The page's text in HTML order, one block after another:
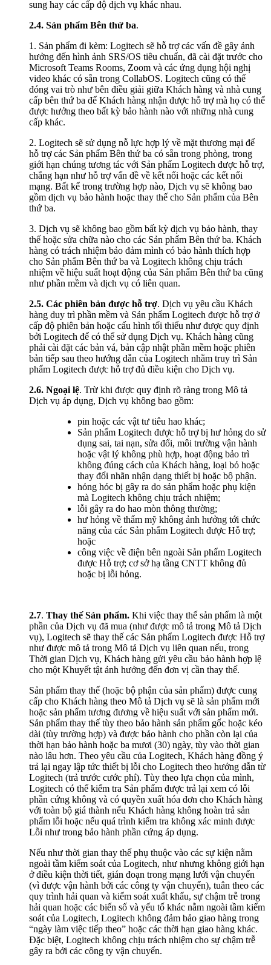
sung hay các cấp độ dịch vụ khác nhau.
2.4. Sản phẩm Bên thứ ba.
1. Sản phẩm đi kèm: Logitech sẽ hỗ trợ các vấn đề gây ảnh
hưởng đến hình ảnh SRS/OS tiêu chuẩn, đã cài đặt trước cho
Microsoft Teams Rooms, Zoom và các ứng dụng hội nghị
video khác có sẵn trong CollabOS. Logitech cũng có thể
đóng vai trò như bên điều giải giữa Khách hàng và nhà cung
cấp bên thứ ba để Khách hàng nhận được hỗ trợ mà họ có thể
được hưởng theo bất kỳ bảo hành nào với những nhà cung
cấp khác.
2. Logitech sẽ sử dụng nỗ lực hợp lý về mặt thương mại để
hỗ trợ các Sản phẩm Bên thứ ba có sẵn trong phòng, trong
giới hạn chúng tương tác với Sản phẩm Logitech được hỗ trợ,
chẳng hạn như hỗ trợ vấn đề về kết nối hoặc các kết nối
mạng. Bất kể trong trường hợp nào, Dịch vụ sẽ không bao
gồm dịch vụ bảo hành hoặc thay thế cho Sản phẩm của Bên
thứ ba.
3. Dịch vụ sẽ không bao gồm bất kỳ dịch vụ bảo hành, thay
thế hoặc sửa chữa nào cho các Sản phẩm Bên thứ ba. Khách
hàng có trách nhiệm bảo đảm mình có bảo hành thích hợp
cho Sản phẩm Bên thứ ba và Logitech không chịu trách
nhiệm về hiệu suất hoạt động của Sản phẩm Bên thứ ba cũng
như phần mềm và dịch vụ có liên quan.
2.5. Các phiên bản được hỗ trợ. Dịch vụ yêu cầu Khách
hàng duy trì phần mềm và Sản phẩm Logitech được hỗ trợ ở
cấp độ phiên bản hoặc cấu hình tối thiểu như được quy định
bởi Logitech để có thể sử dụng Dịch vụ. Khách hàng cũng
phải cài đặt các bản vá, bản cập nhật phần mềm hoặc phiên
bản tiếp sau theo hướng dẫn của Logitech nhằm truy trì Sản
phẩm Logitech được hỗ trợ đủ điều kiện cho Dịch vụ.
2.6. Ngoại lệ. Trừ khi được quy định rõ ràng trong Mô tả
Dịch vụ áp dụng, Dịch vụ không bao gồm:
pin hoặc các vật tư tiêu hao khác;
Sản phẩm Logitech được hỗ trợ bị hư hỏng do sử
dụng sai, tai nạn, sửa đổi, môi trường vận hành
hoặc vật lý không phù hợp, hoạt động bảo trì
không đúng cách của Khách hàng, loại bỏ hoặc
thay đổi nhãn nhận dạng thiết bị hoặc bộ phận.
hỏng hóc bị gây ra do sản phẩm hoặc phụ kiện
mà Logitech không chịu trách nhiệm;
lỗi gây ra do hao mòn thông thường;
hư hỏng về thẩm mỹ không ảnh hưởng tới chức
năng của các Sản phẩm Logitech được Hỗ trợ;
hoặc
công việc về điện bên ngoài Sản phẩm Logitech
được Hỗ trợ; cơ sở hạ tầng CNTT không đủ
hoặc bị lỗi hỏng.
2.7. Thay thế Sản phẩm. Khi việc thay thế sản phẩm là một
phần của Dịch vụ đã mua (như được mô tả trong Mô tả Dịch
vụ), Logitech sẽ thay thế các Sản phẩm Logitech được Hỗ trợ
như được mô tả trong Mô tả Dịch vụ liên quan nếu, trong
Thời gian Dịch vụ, Khách hàng gửi yêu cầu bảo hành hợp lệ
cho một Khuyết tật ảnh hưởng đến đơn vị cần thay thế.
Sản phẩm thay thế (hoặc bộ phận của sản phẩm) được cung
cấp cho Khách hàng theo Mô tả Dịch vụ sẽ là sản phẩm mới
hoặc sản phẩm tương đương về hiệu suất với sản phẩm mới.
Sản phẩm thay thế tùy theo bảo hành sản phẩm gốc hoặc kéo
dài (tùy trường hợp) và được bảo hành cho phần còn lại của
thời hạn bảo hành hoặc ba mươi (30) ngày, tùy vào thời gian
nào lâu hơn. Theo yêu cầu của Logitech, Khách hàng đồng ý
trả lại ngay lập tức thiết bị lỗi cho Logitech theo hướng dẫn từ
Logitech (trả trước cước phí). Tùy theo lựa chọn của mình,
Logitech có thể kiểm tra Sản phẩm được trả lại xem có lỗi
phần cứng không và có quyền xuất hóa đơn cho Khách hàng
với toàn bộ giá thành nếu Khách hàng không hoàn trả sản
phẩm lỗi hoặc nếu quá trình kiểm tra không xác minh được
Lỗi như trong bảo hành phần cứng áp dụng.
Nếu như thời gian thay thế phụ thuộc vào các sự kiện nằm
ngoài tầm kiểm soát của Logitech, như nhưng không giới hạn
ở điều kiện thời tiết, gián đoạn trong mạng lưới vận chuyển
(vì được vận hành bởi các công ty vận chuyển), tuân theo các
quy trình hải quan và kiểm soát xuất khẩu, sự chậm trễ trong
hải quan hoặc các biến số và yếu tố khác nằm ngoài tầm kiểm
soát của Logitech, Logitech không đảm bảo giao hàng trong
“ngày làm việc tiếp theo” hoặc các thời hạn giao hàng khác.
Đặc biệt, Logitech không chịu trách nhiệm cho sự chậm trễ
gây ra bởi các công ty vận chuyển.